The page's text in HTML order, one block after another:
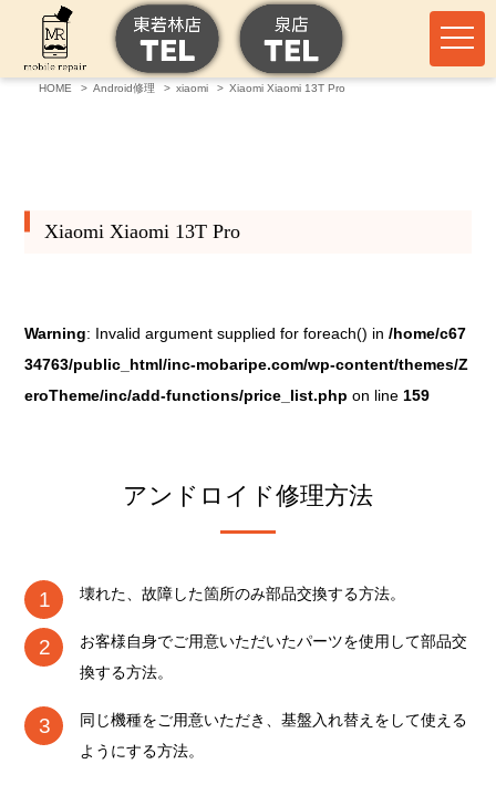
HOME Android修理 xiaomi Xiaomi Xiaomi 13T Pro
Xiaomi Xiaomi 13T Pro
Warning: Invalid argument supplied for foreach() in/home/c67
34763/public_html/inc-mobaripe.com/wp-content/themes/Z
eroTheme/inc/add-functions/price_list.php on line 159
アンドロイド修理方法
壊れた、故障した箇所のみ部品交換する方法。
お客様自身でご用意いただいたパーツを使用して部品交
換する方法。
同じ機種をご用意いただき、基盤入れ替えをして使える
ようにする方法。